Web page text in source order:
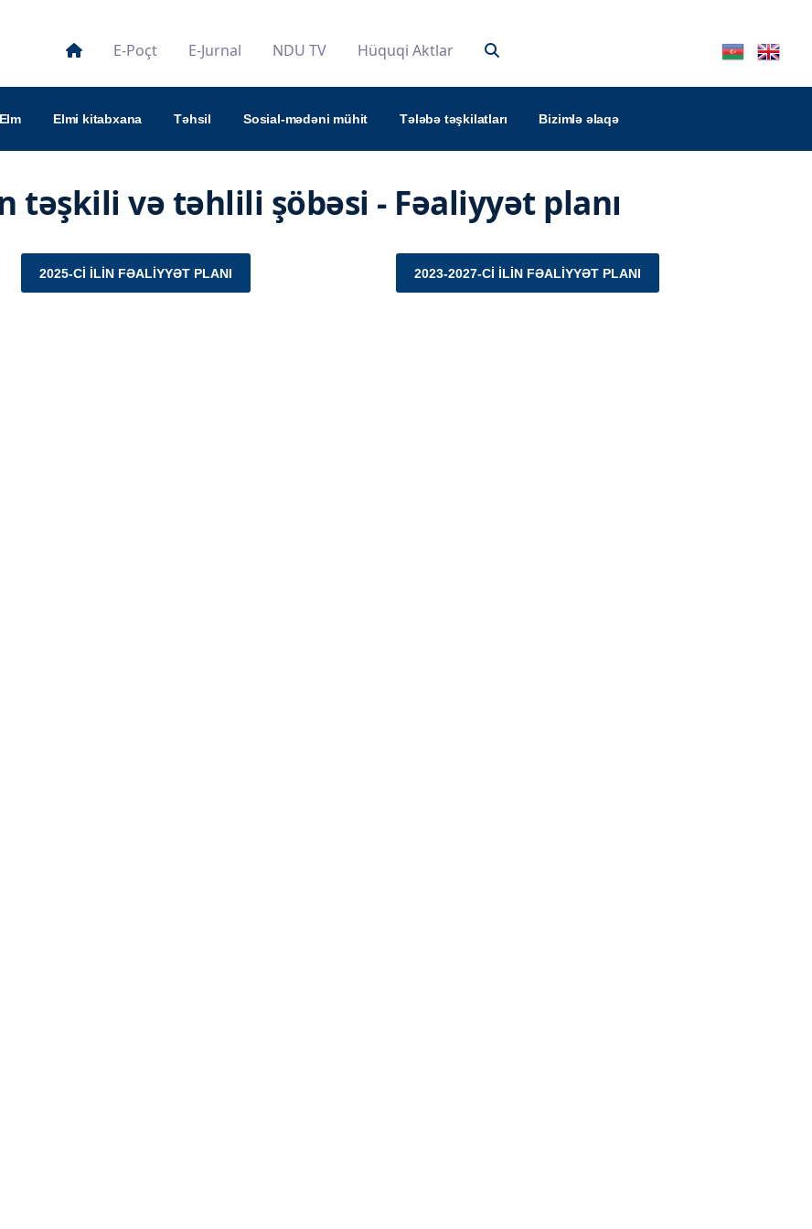
E-Poçt E-Jurnal NDU TV Hüquqi Aktlar
Elm Elmi kitabxana Təhsil Sosial-mədəni mühit Tələbə təşkilatları Bizimlə əlaqə
təşkili və təhlili şöbəsi - Fəaliyyət planı
2025-CI ILIN FƏALIYYƏT PLANI 2023-2027-CI ILIN FƏALIYYƏT PLANI